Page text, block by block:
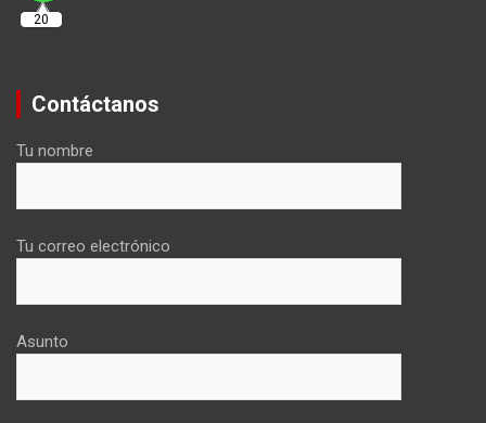
20
Contáctanos
Tu nombre
Tu correo electrónico
Asunto